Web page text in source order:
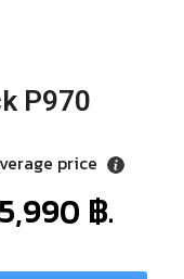
P970
price
5,990 ฿.